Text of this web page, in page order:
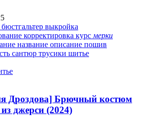
бюстгальтер выкройка
корректировка курс мерки
название описание пошив
сантюр трусики шитье
Дроздова] Брючный костюм
джерси (2024)